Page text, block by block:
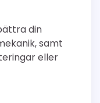
din
samt
eller